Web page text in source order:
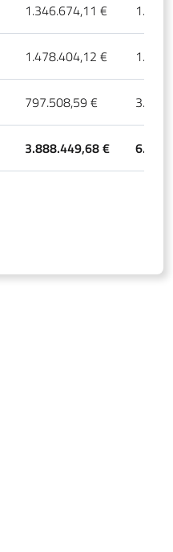
1.346.674,11 €
1.478.404,12 €
797.508,59 €
3.888.449,68 €